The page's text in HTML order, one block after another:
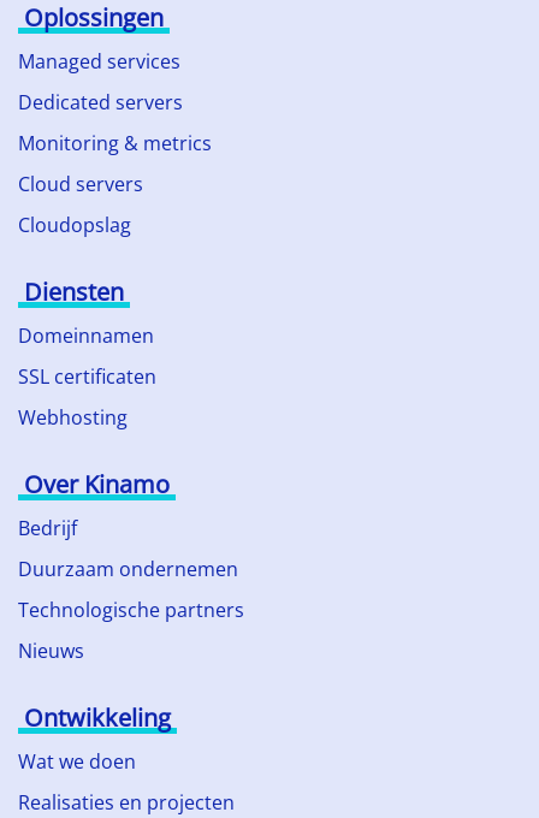
Oplossingen
Managed services
Dedicated servers
Monitoring & metrics
Cloud servers
Cloudopslag
Diensten
Domeinnamen
SSL certificaten
Webhosting
Over Kinamo
Bedrijf
Duurzaam ondernemen
Technologische partners
Nieuws
Ontwikkeling
Wat we doen
Realisaties en projecten